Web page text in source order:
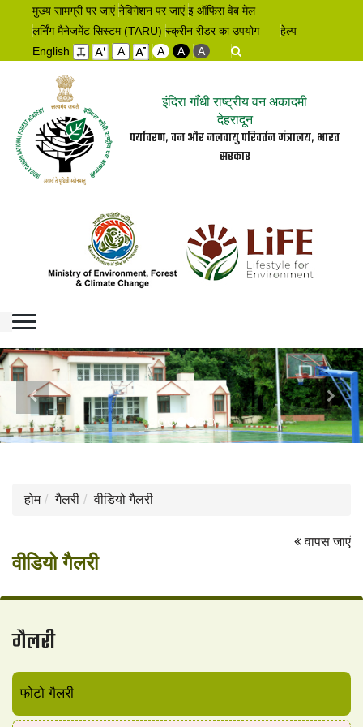
मुख्य सामग्री पर जाएं नेविगेशन पर जाएं इ ऑफिस वेब मेल
लर्निंग मैनेजमेंट सिस्टम (TARU) स्क्रीन रीडर का उपयोग
हेल्प
English
A A A A
इंदिरा गाँधी राष्ट्रीय वन अकादमी
देहरादून
पर्यावरण, वन और जलवायु परिवर्तन मंत्रालय, भारत
सरकार
Previous Next
होम गैलरी वीडियो गैलरी
वापस जाएं
वीडियो गैलरी
गैलरी
फोटो गैलरी